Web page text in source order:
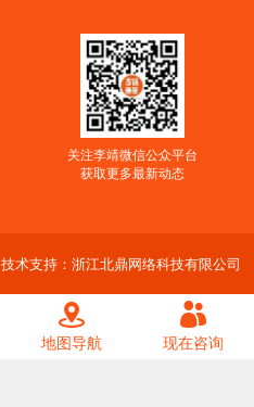
地图导航 现在咨询
关注李靖微信公众平台
获取更多最新动态
技术支持：浙江北鼎网络科技有限公司